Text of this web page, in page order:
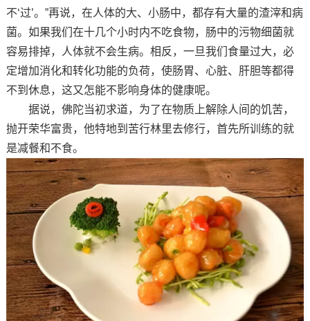
不‘过’。”再说，在人体的大、小肠中，都存有大量的渣滓和病
菌。如果我们在十几个小时内不吃食物，肠中的污物细菌就
容易排掉，人体就不会生病。相反，一旦我们食量过大，必
定增加消化和转化功能的负荷，使肠胃、心脏、肝胆等都得
不到休息，这又怎能不影响身体的健康呢。
据说，佛陀当初求道，为了在物质上解除人间的饥苦，
抛开荣华富贵，他特地到苦行林里去修行，首先所训练的就
是减餐和不食。